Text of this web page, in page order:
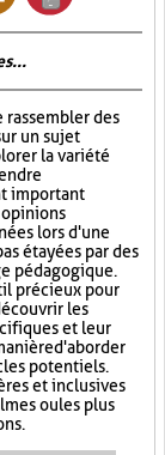
rassembler des
un sujet
la variété
important
opinions
lors d'une
étayées par des
pédagogique.
précieux pour
les
et leur
d'aborder
potentiels.
et inclusives
ou les plus